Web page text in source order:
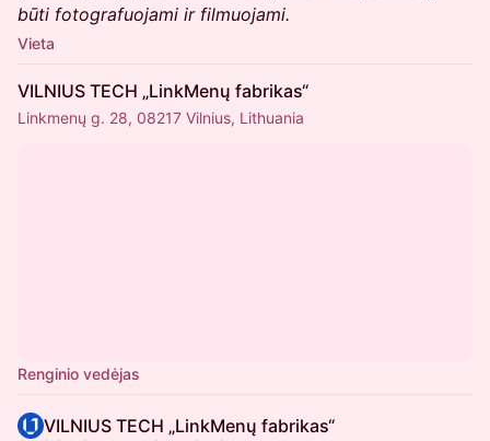
būti fotografuojami ir filmuojami.
Vieta
VILNIUS TECH „LinkMenų fabrikas“
Linkmenų g. 28, 08217 Vilnius, Lithuania
Renginio vedėjas
VILNIUS TECH „LinkMenų fabrikas“